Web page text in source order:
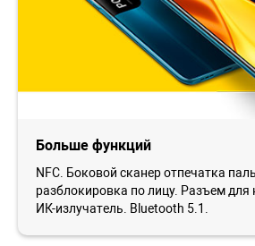
Больше функций
NFC. Боковой сканер отпечатка
разблокировка по лицу. Разъем
ИК-излучатель. Bluetooth 5.1.